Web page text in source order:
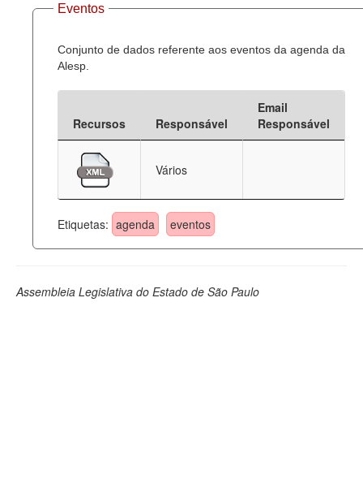
Dados Governamentais Abertos
Planejamento
Catálogo de dados
Deputados Estaduais
Administração
Legislação
Eventos
Conjunto de dados referente aos eventos da agenda da
Alesp.
Recursos Responsável
Email
Responsável
Vários
Etiquetas: agenda eventos
Assembleia Legislativa do Estado de São Paulo